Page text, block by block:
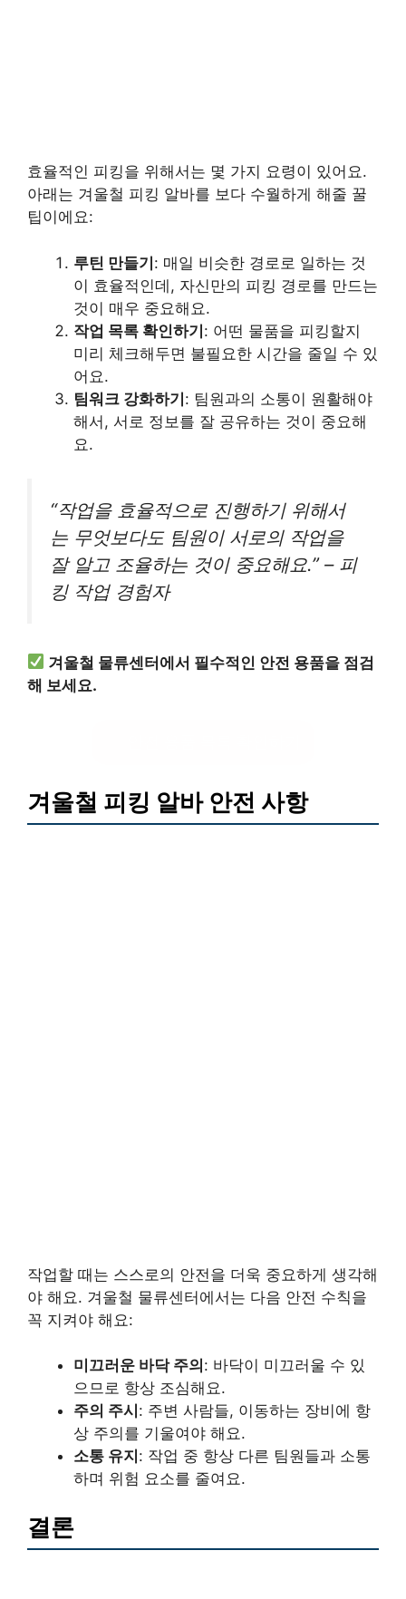
효율적인 피킹을 위해서는 몇 가지 요령이 있어요.
아래는 겨울철 피킹 알바를 보다 수월하게 해줄 꿀
팁이에요:
루틴 만들기: 매일 비슷한 경로로 일하는 것
이 효율적인데, 자신만의 피킹 경로를 만드는
것이 매우 중요해요.
작업 목록 확인하기: 어떤 물품을 피킹할지
미리 체크해두면 불필요한 시간을 줄일 수 있
어요.
팀워크 강화하기: 팀원과의 소통이 원활해야
해서, 서로 정보를 잘 공유하는 것이 중요해
요.
“작업을 효율적으로 진행하기 위해서
는 무엇보다도 팀원이 서로의 작업을
잘 알고 조율하는 것이 중요해요.” – 피
킹 작업 경험자
겨울철 물류센터에서 필수적인 안전 용품을 점검
해 보세요.
겨울철 피킹 알바 안전 사항
작업할 때는 스스로의 안전을 더욱 중요하게 생각해
야 해요. 겨울철 물류센터에서는 다음 안전 수칙을
꼭 지켜야 해요:
미끄러운 바닥 주의 : 바닥이 미끄러울 수 있
으므로 항상 조심해요.
주의 주시 : 주변 사람들, 이동하는 장비에 항
상 주의를 기울여야 해요.
소통 유지 : 작업 중 항상 다른 팀원들과 소통
하며 위험 요소를 줄여요.
결론